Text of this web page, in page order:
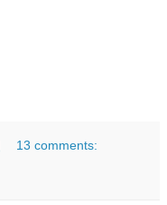
13 comments: